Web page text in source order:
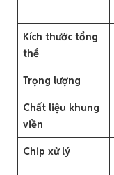
Kích thước tổng
thể
Trọng lượng
Chất liệu khung
viền
Chip xử lý